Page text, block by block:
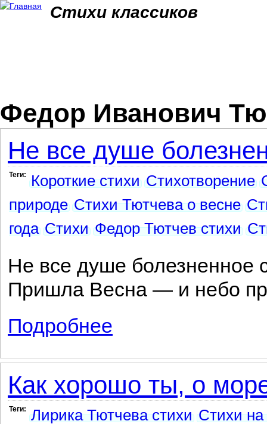
Стихи классиков
Федор Иванович
Не все душе
Теги: Короткие стихи Стихотворение
природе Стихи Тютчева о весне
года Стихи Федор Тютчев стихи
Не все душе болезненное
Пришла Весна — и небо
Подробнее
Как хорошо ты, о
Теги: Лирика Тютчева стихи Стихи на